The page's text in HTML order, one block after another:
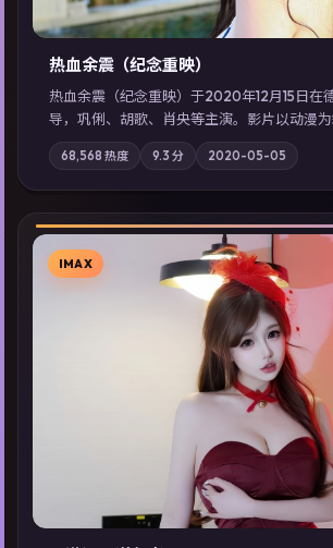
热血余震（纪念重映）
热血余震（纪念重映）于2020年12月15日在
导，巩俐、胡歌、肖央等主演。影片以动漫
的执念在暴风雨夜正面相撞；摄影与配乐强化
可通过「国产免费观看高清电视剧在线看」延
佳作，畅享高清在线追剧体验。
68,568 热度 9.3 分 2020-05-05
▶
IMAX